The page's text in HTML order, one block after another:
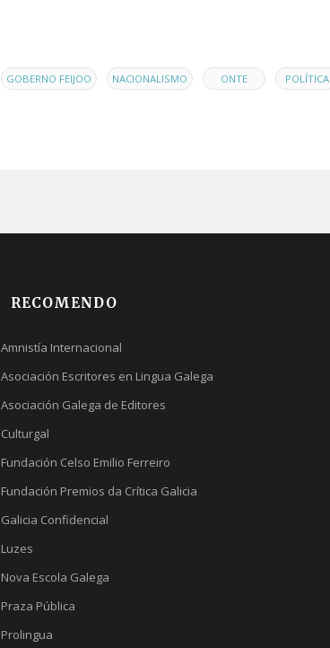
GOBERNO FEIJOO NACIONALISMO ONTE POLÍTICA
RECOMENDO
Amnistía Internacional
Asociación Escritores en Lingua Galega
Asociación Galega de Editores
Culturgal
Fundación Celso Emilio Ferreiro
Fundación Premios da Crítica Galicia
Galicia Confidencial
Luzes
Nova Escola Galega
Praza Pública
Prolingua